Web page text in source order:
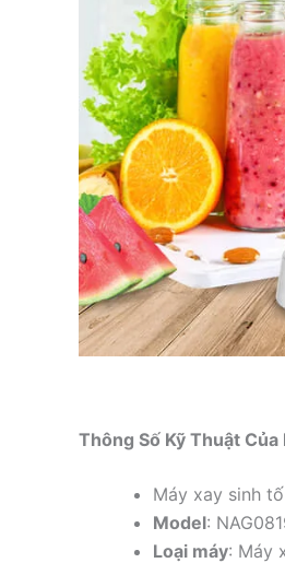
Thông Số Kỹ Thuật
Máy xay sinh
Model:
Loại máy: Máy